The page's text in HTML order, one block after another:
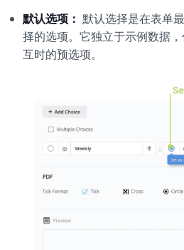
默认选项： 默认选择是在表单
择的选项。它独立于示例数据
互时的预选项。